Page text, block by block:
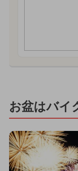
お盆はバイ